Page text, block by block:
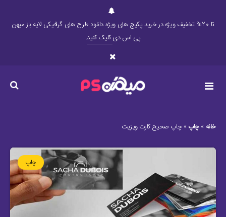
تا 20% تخفیف ویژه در خرید پکیج های ویژه دانلود طرح های گرافیکی لایه باز میهن
پی اس دیکلیک کنید.
خانه »چاپ »چاپ صحیح کارت ویزیت
چاپ